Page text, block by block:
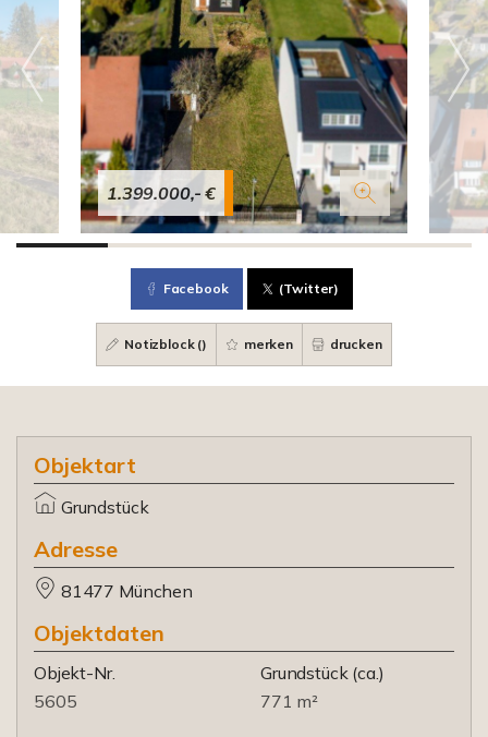
1.399.000,- €
Facebook (Twitter)
Notizblock () merken drucken
Objektart
Grundstück
Adresse
81477 München
Objektdaten
Objekt-Nr.
5605
Grundstück(ca.)
771 m²